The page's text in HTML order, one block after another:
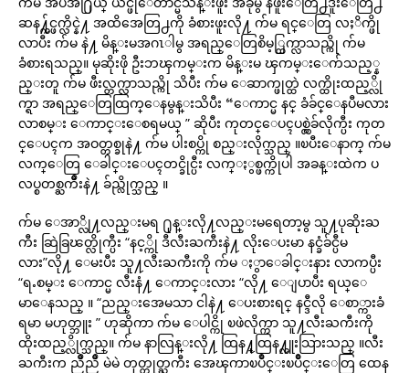
ဆန႔္က်င္ဖက္လိင္နဲ႔ အထိအေတြ႕ကို ခံစားဖူးလို႔ က်မ ရင္ေတြ လႈိက္ဖို
လာပီး က်မ နဲ႔ မိန္းမအဂၤါမွ အရည္ေတြစိမ့္ထြက္လာသည္ကို က်မ
ခံစားရသည္။ မုဆိုးဖို ဦးဘၾကမ္းက မိန္းမ ၾကမ္းေက်သည့္န
ည္းတူ က်မ ဖီးလ္တက္လာသည္ကို သိပီး က်မ ေဆာက္ဖုတ္ထဲ လက္ထိုးထည့္လို
က္ရာ အရည္ေတြထြက္ေနမွန္းသိပီး “ေကာင္မ နင္ ခံခ်င္ေနပီမလား
လာစမ္း ေကာင္းေစရမယ္ ” ဆိုပီး ကုတင္ေပၚပစ္လွဲခ်လိုက္ပီး ကုတ
င္ေပၚက အဝတ္တစ္ခုနဲ႔ က်မ ပါးစပ္ကို စည္းလိုက္သည္ ။ၿပီးေနာက္ က်မ
လက္ေတြ ေခါင္းေပၚတင္ခိုင္ပီး လက္ႏွစ္ဖက္ကိုပါ အခန္းထဲက ပ
လပ္စတစ္ႀကိဳးနဲ႔ ခ်ည္လိုက္သည္ ။
က်မ ေအာ္လို႔လည္းမရ ႐ုန္းလို႔လည္းမရေတာ့မွ သူ႔ပုဆိုးႀ
ကီး ဆြဲခြၽတ္လိုက္ပီး “နင့္ကို ဒီလီးႀကီးနဲ႔ လိုးေပးမာ နင္ခံခ်င္ပီမ
လား”လို႔ ေမးပီး သူ႔လီးႀကီးကို က်မ ႏွာေခါင္းနား လာကပ္ပီး
“ရႉစမ္း ေကာင္မ လီးနံ႔ ေကာင္းလား “လို႔ ေျပာပီး ရယ္ေ
မာေနသည္ ။ “ညည္းအေမသာ ငါနဲ႔ ေပးစားရင္ နင္ဒီလို ေစာ္ကားခံ
ရမာ မဟုတ္ဘူး ” ဟုဆိုကာ က်မ ေပါင္ကို ၿဖဲလိုက္ကာ သူ႔လီးႀကီးကို
ထိုးထည့္လိုက္သည္။ က်မ နာလြန္းလို႔ ထြန႔္ထြန႔္လူးသြားသည္ ။လီး
ႀကီးက ညိဳညိဳ မဲမဲ တုတ္တုတ္ႀကီး အေၾကာၿပိဳင္းၿပိဳင္းေတြ ထေန